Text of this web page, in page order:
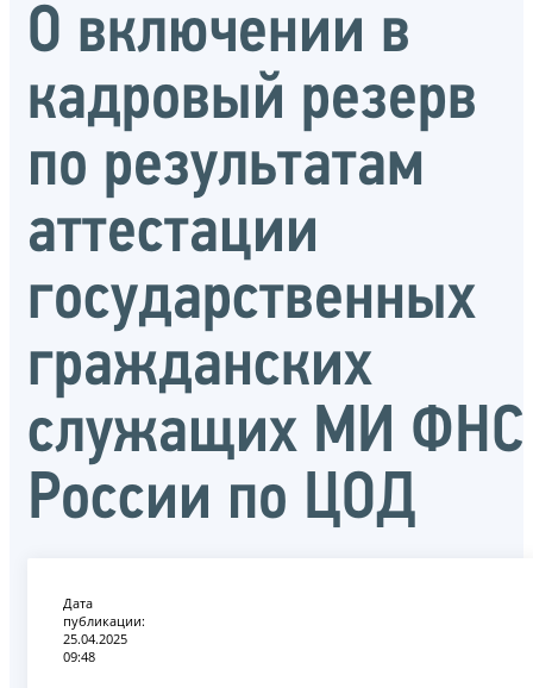
О включении в
кадровый резерв
по результатам
аттестации
государственных
гражданских
служащих МИ ФНС
России по ЦОД
Дата
публикации:
25.04.2025
09:48